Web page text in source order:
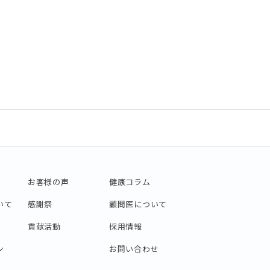
て
お客様の声
感謝祭
貢献活動
健康コラム
顧問医について
採用情報
お問い合わせ